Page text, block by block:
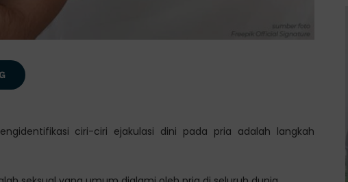
ciri-ciri ejakulasi dini pada pria adalah langkah